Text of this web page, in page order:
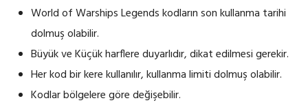
World of Warships Legends kodların son kullanma tarihi
dolmuş olabilir.
Büyük ve Küçük harflere duyarlıdır, dikat edilmesi gerekir.
Her kod bir kere kullanılır, kullanma limiti dolmuş olabilir.
Kodlar bölgelere göre değişebilir.